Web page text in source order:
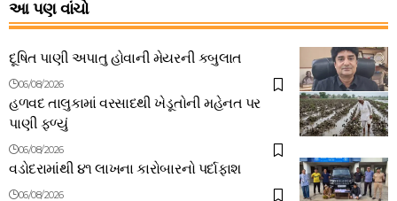
આ પણ વાંચો
દૂષિત પાણી અપાતુ હોવાની મેયરની કબુલાત
06/08/2026
હળવદ તાલુકામાં વરસાદથી ખેડૂતોની મહેનત પર
પાણી ફળ્યું
06/08/2026
વડોદરામાંથી ૪૧ લાખના કારોબારનો પર્દાફાશ
06/08/2026